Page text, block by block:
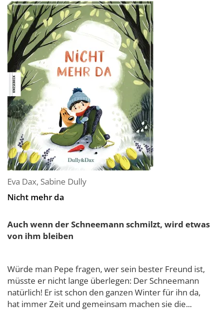
Eva Dax, Sabine Dully
Nicht mehr da
Auch wenn der Schneemann schmilzt, wird etwas
von ihm bleiben
Würde man Pepe fragen, wer sein bester Freund ist,
müsste er nicht lange überlegen: Der Schneemann
natürlich! Er ist schon den ganzen Winter für ihn da,
hat immer Zeit und gemeinsam machen sie die...